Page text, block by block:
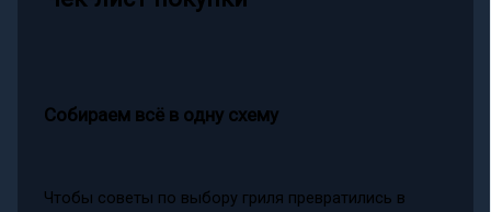
Собираем всё в одну схему
Чтобы советы по выбору гриля превратились в